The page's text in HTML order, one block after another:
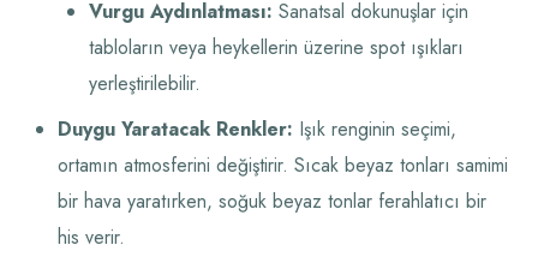
Vurgu Aydınlatması: Sanatsal dokunuşlar için
tabloların veya heykellerin üzerine spot ışıkları
yerleştirilebilir.
Duygu Yaratacak Renkler: Işık renginin seçimi,
ortamın atmosferini değiştirir. Sıcak beyaz tonları samimi
bir hava yaratırken, soğuk beyaz tonlar ferahlatıcı bir
his verir.